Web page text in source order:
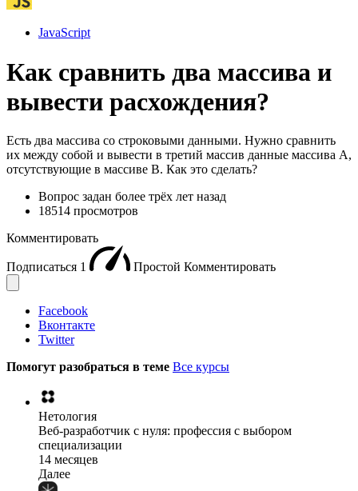
JavaScript
Как сравнить два массива и
вывести расхождения?
Есть два массива со строковыми данными. Нужно сравнить
их между собой и вывести в третий массив данные массива А,
отсутствующие в массиве B. Как это сделать?
Вопрос задан более трёх лет назад
18514 просмотров
Комментировать
Подписаться 1 Простой Комментировать
Facebook
Вконтакте
Twitter
Помогут разобраться в теме Все курсы
Нетология
Веб-разработчик с нуля: профессия с выбором
специализации
14 месяцев
Далее